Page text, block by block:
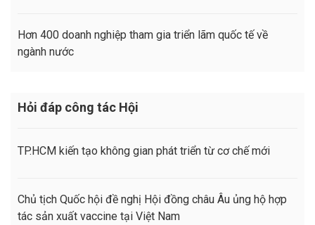
Hơn 400 doanh nghiệp tham gia triển lãm quốc tế về
ngành nước
Hỏi đáp công tác Hội
TP.HCM kiến tạo không gian phát triển từ cơ chế mới
Chủ tịch Quốc hội đề nghị Hội đồng châu Âu ủng hộ hợp
tác sản xuất vaccine tại Việt Nam